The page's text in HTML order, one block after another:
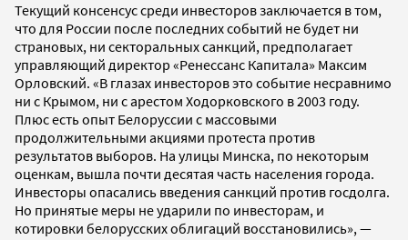
Текущий консенсус среди инвесторов заключается в том,
что для России после последних событий не будет ни
страновых, ни секторальных санкций, предполагает
управляющий директор «Ренессанс Капитала» Максим
Орловский. «В глазах инвесторов это событие несравнимо
ни с Крымом, ни с арестом Ходорковского в 2003 году.
Плюс есть опыт Белоруссии с массовыми
продолжительными акциями протеста против
результатов выборов. На улицы Минска, по некоторым
оценкам, вышла почти десятая часть населения города.
Инвесторы опасались введения санкций против госдолга.
Но принятые меры не ударили по инвесторам, и
котировки белорусских облигаций восстановились», —